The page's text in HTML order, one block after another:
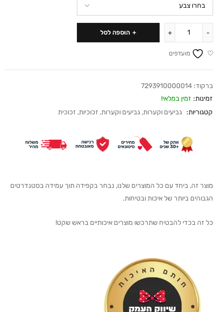
הוספה לסל
מועדפים
ברקוד: 7293910000014
זמינות: זמין במלאי!
קטגוריות: גביעים וקערות, גביעים וקערות, זכוכיות, זכוכית
מוצר זה, ביחד עם כל המוצרים שלנו, נבחר בקפידה תוך עמידה בסטנדרטים
הגבוהים ביותר של איכות ובטיחות.
כל זה בכדי להבטיח שתרכשו מוצרים איכותיים בראש שקט!